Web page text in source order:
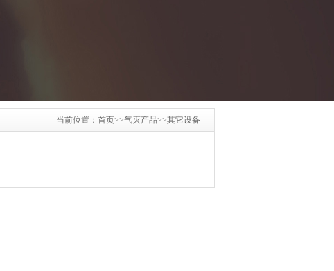
当前位置： 首页>>气灭产品>>其它设备